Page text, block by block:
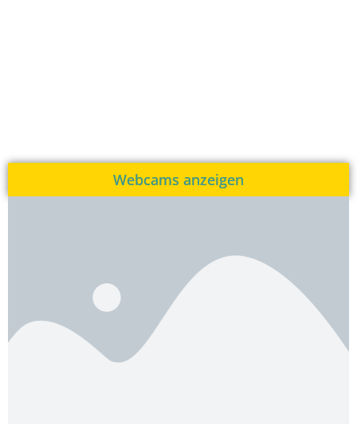
Webcams anzeigen